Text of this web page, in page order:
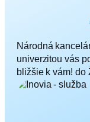
Národná
univerzitou vás
bližšie k vám! do